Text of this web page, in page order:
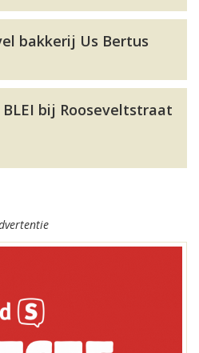
bakkerij Us Bertus
bij Rooseveltstraat